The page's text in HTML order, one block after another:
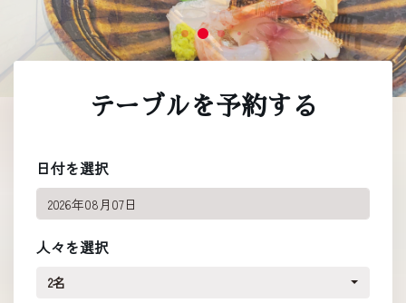
テーブルを予約する
日付を選択
人々を選択
2名